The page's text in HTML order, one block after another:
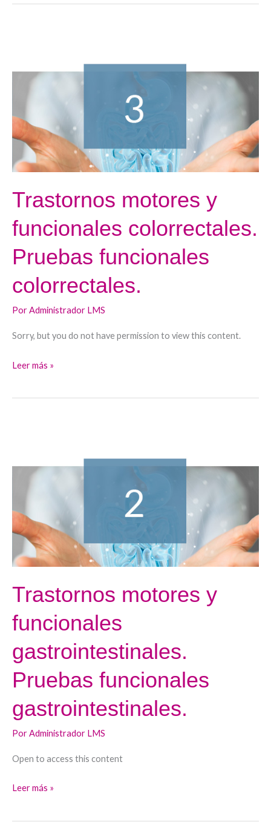
Trastornos motores y
funcionales colorrectales.
Pruebas funcionales
colorrectales.
PorAdministrador LMS
Sorry, but you do not have permission to view this content.
funcionales
Pruebas
funcionales
colorrectales.
Leer más »
Trastornos motores y
funcionales
gastrointestinales.
Pruebas funcionales
gastrointestinales.
PorAdministrador LMS
Open to access this content
funcionales
Pruebas
funcionales
gastrointestinales.
Leer más »